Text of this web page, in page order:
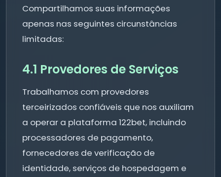
Compartilhamos suas informações
apenas nas seguintes circunstâncias
limitadas:
4.1 Provedores de Serviços
Trabalhamos com provedores
terceirizados confiáveis que nos auxiliam
a operar a plataforma 122bet, incluindo
processadores de pagamento,
fornecedores de verificação de
identidade, serviços de hospedagem e